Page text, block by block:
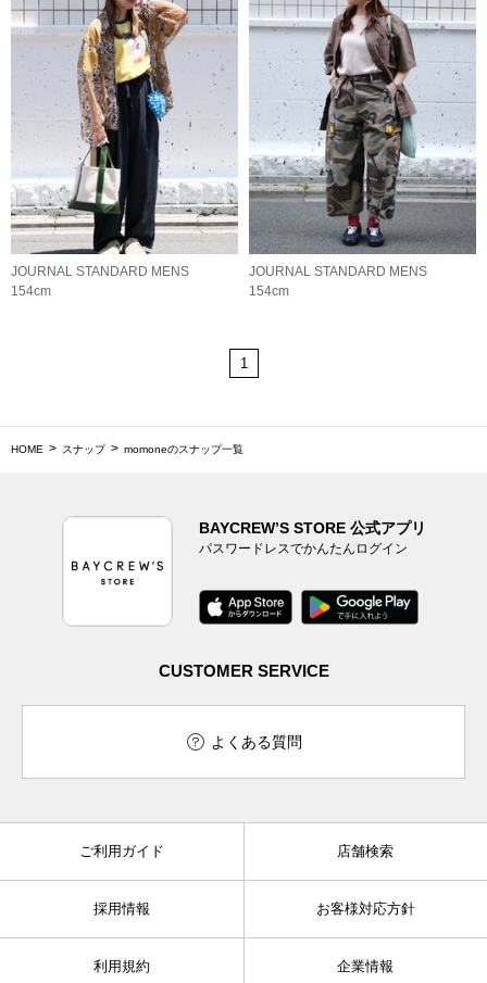
JOURNAL STANDARD MENS
154cm
JOURNAL STANDARD MENS
154cm
1
HOME スナップ momoneのスナップ一覧
BAYCREW’S STORE 公式アプリ
パスワードレスでかんたんログイン
CUSTOMER SERVICE
よくある質問
ご利用ガイド 店舗検索
採用情報 お客様対応方針
利用規約 企業情報